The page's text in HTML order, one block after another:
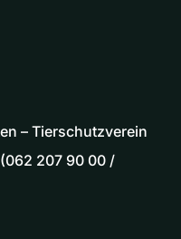
– Tierschutzverein
207 90 00 /